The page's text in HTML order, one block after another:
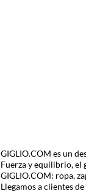
GIGLIO.COM es un
Fuerza y equilibrio, el
GIGLIO.COM: ropa,
Llegamos a clientes